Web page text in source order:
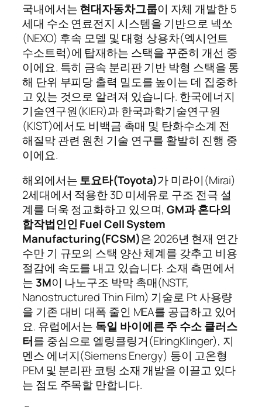
국내에서는현대자동차그룹이 자체 개발한 5
세대 수소 연료전지 시스템을 기반으로 넥쏘
(NEXO) 후속 모델 및 대형 상용차(엑시언트
수소트럭)에 탑재하는 스택을 꾸준히 개선 중
이에요. 특히 금속 분리판 기반 박형 스택을 통
해 단위 부피당 출력 밀도를 높이는 데 집중하
고 있는 것으로 알려져 있습니다. 한국에너지
기술연구원(KIER)과 한국과학기술연구원
(KIST)에서도 비백금 촉매 및 탄화수소계 전
해질막 관련 원천 기술 연구를 활발히 진행 중
이에요.
해외에서는토요타(Toyota)가 미라이(Mirai)
2세대에서 적용한 3D 미세유로 구조 전극 설
계를 더욱 정교화하고 있으며,GM과 혼다의
합작법인인 Fuel Cell System
Manufacturing(FCSM)은 2026년 현재 연간
수만 기 규모의 스택 양산 체계를 갖추고 비용
절감에 속도를 내고 있습니다. 소재 측면에서
는 3M이 나노구조 박막 촉매(NSTF,
Nanostructured Thin Film) 기술로 Pt 사용량
을 기존 대비 대폭 줄인 MEA를 공급하고 있어
요. 유럽에서는 독일 바이에른 주 수소 클러스
터를 중심으로 엘링클링거(ElringKlinger), 지
멘스 에너지(Siemens Energy) 등이 고온형
PEM 및 분리판 코팅 소재 개발을 이끌고 있다
는 점도 주목할 만합니다.